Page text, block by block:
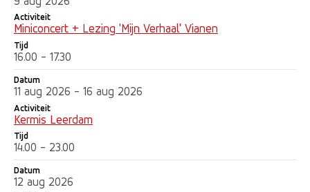
Activiteit
Miniconcert + Lezing 'Mijn Verhaal' Vianen
Tijd
16.00 - 17.30
Datum
11 aug 2026 - 16 aug 2026
Activiteit
Kermis Leerdam
Tijd
14.00 - 23.00
Datum
12 aug 2026